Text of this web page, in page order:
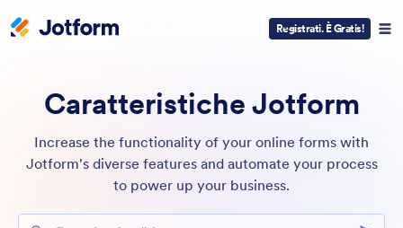
Registrati. È Gratis!
Caratteristiche Jotform
Increase the functionality of your online forms with
Jotform's diverse features and automate your process
to power up your business.